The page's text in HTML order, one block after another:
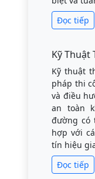
Góc Nhìn
Khi Vật
Sống
Khám
hướng
đến tư